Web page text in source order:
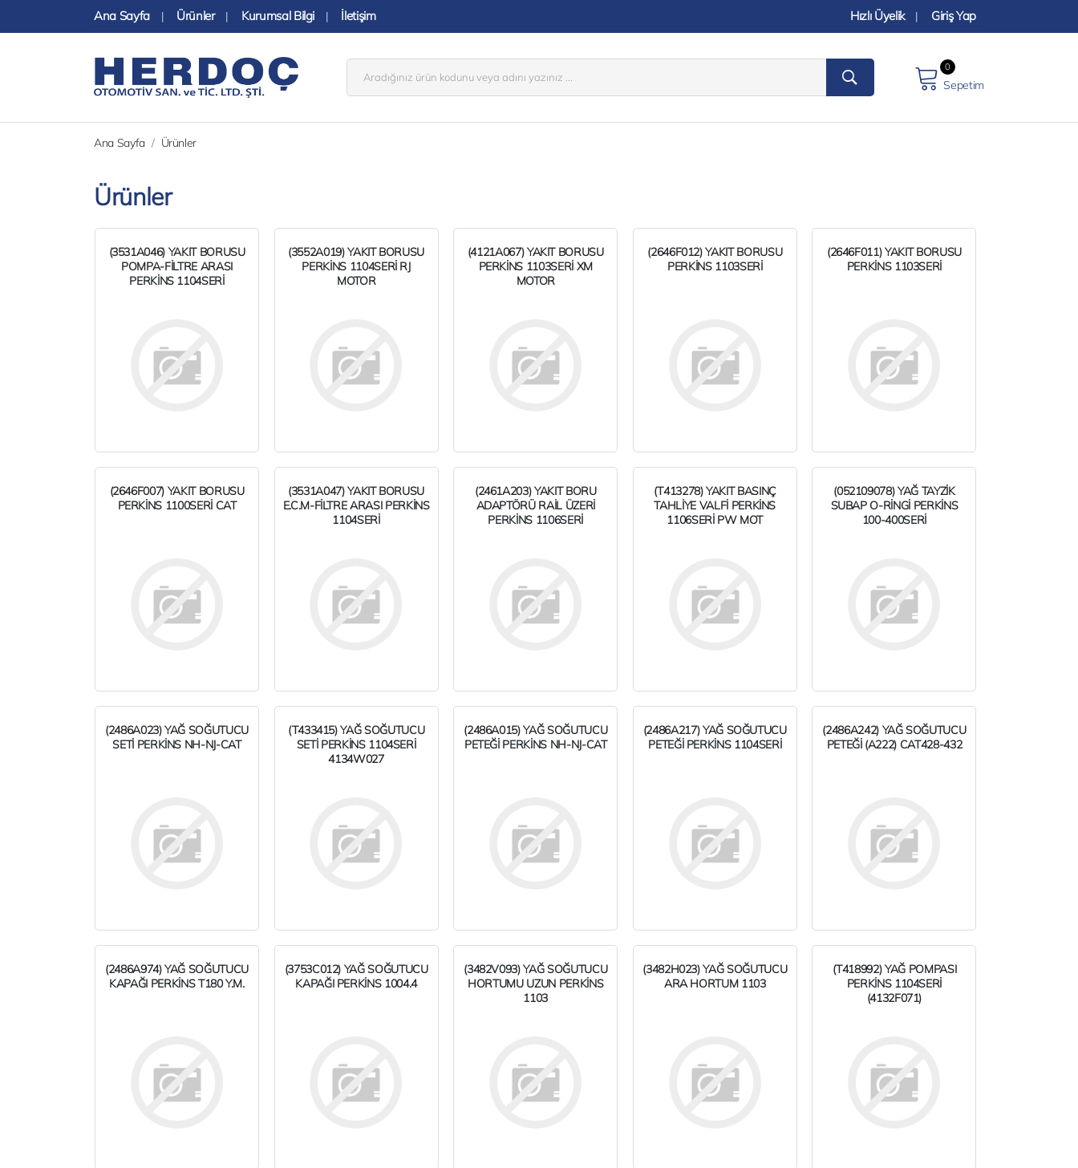
Ana Sayfa | Ürünler | Kurumsal Bilgi | İletişim Hızlı Üyelik | Giriş Yap
Sepetim
0
Ana Sayfa Ürünler
Ürünler
(3531A046) YAKIT BORUSU
POMPA-FİLTRE ARASI
PERKİNS 1104SERİ
(3552A019) YAKIT BORUSU
PERKİNS 1104SERİ RJ
MOTOR
(4121A067) YAKIT BORUSU
PERKİNS 1103SERİ XM
MOTOR
(2646F012) YAKIT BORUSU
PERKİNS 1103SERİ
(2646F011) YAKIT BORUSU
PERKİNS 1103SERİ
(2646F007) YAKIT BORUSU
PERKİNS 1100SERİ CAT
(3531A047) YAKIT BORUSU
E.C.M-FİLTRE ARASI PERKİNS
1104SERİ
(2461A203) YAKIT BORU
ADAPTÖRÜ RAİL ÜZERİ
PERKİNS 1106SERİ
(T413278) YAKIT BASINÇ
TAHLİYE VALFİ PERKİNS
1106SERİ PW MOT
(052109078) YAĞ TAYZİK
SUBAP O-RİNGİ PERKİNS
100-400SERİ
(2486A023) YAĞ SOĞUTUCU
SETİ PERKİNS NH-NJ-CAT
(T433415) YAĞ SOĞUTUCU
SETİ PERKİNS 1104SERİ
4134W027
(2486A015) YAĞ SOĞUTUCU
PETEĞİ PERKİNS NH-NJ-CAT
(2486A217) YAĞ SOĞUTUCU
PETEĞİ PERKİNS 1104SERİ
(2486A242) YAĞ SOĞUTUCU
PETEĞİ (A222) CAT428-432
(2486A974) YAĞ SOĞUTUCU
KAPAĞI PERKİNS T180 Y.M.
(3753C012) YAĞ SOĞUTUCU
KAPAĞI PERKİNS 1004.4
(3482V093) YAĞ SOĞUTUCU
HORTUMU UZUN PERKİNS
1103
(3482H023) YAĞ SOĞUTUCU
ARA HORTUM 1103
(T418992) YAĞ POMPASI
PERKİNS 1104SERİ
(4132F071)